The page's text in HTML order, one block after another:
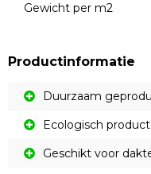
Gewicht per m2
Productinformatie
Duurzaam
Ecologisch product
Geschikt voor